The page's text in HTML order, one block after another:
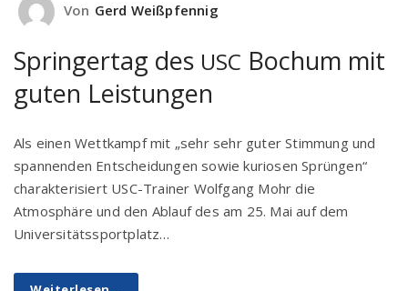
Von Gerd Weißpfennig
Springertag des USC Bochum mit
guten Leistungen
Als einen Wettkampf mit „sehr sehr guter Stimmung und
spannenden Entscheidungen sowie kuriosen Sprüngen“
charakterisiert USC-Trainer Wolfgang Mohr die
Atmosphäre und den Ablauf des am 25. Mai auf dem
Universitätssportplatz…